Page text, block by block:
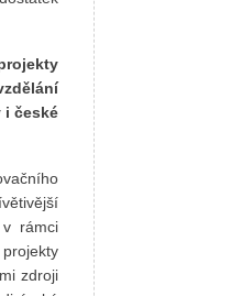
i české
rámci
zdroji